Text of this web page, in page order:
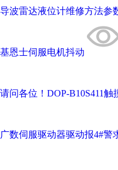
导波雷达液位计维修方法参
基恩士伺服电机抖动
请问各位！DOP-B10S411触
广数伺服驱动器驱动报4#警